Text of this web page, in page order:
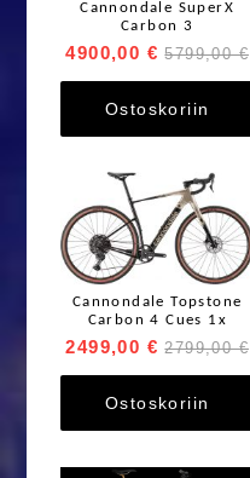
Cannondale SuperX
Carbon 3
4900,00 € 5799,00 €
Ostoskoriin
Cannondale Topstone
Carbon 4 Cues 1x
2499,00 € 2799,00 €
Ostoskoriin